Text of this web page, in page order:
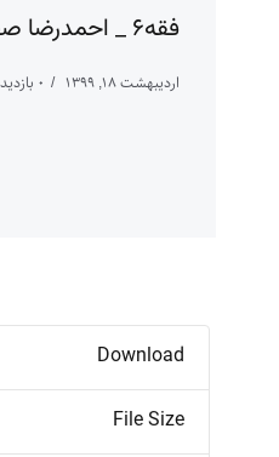
فقه۶ _ احمدرضا صفا _ جلسه پنجاه و دوم
اردیبهشت ۱۸, ۱۳۹۹ ۰ بازدیدها
Download
File Size